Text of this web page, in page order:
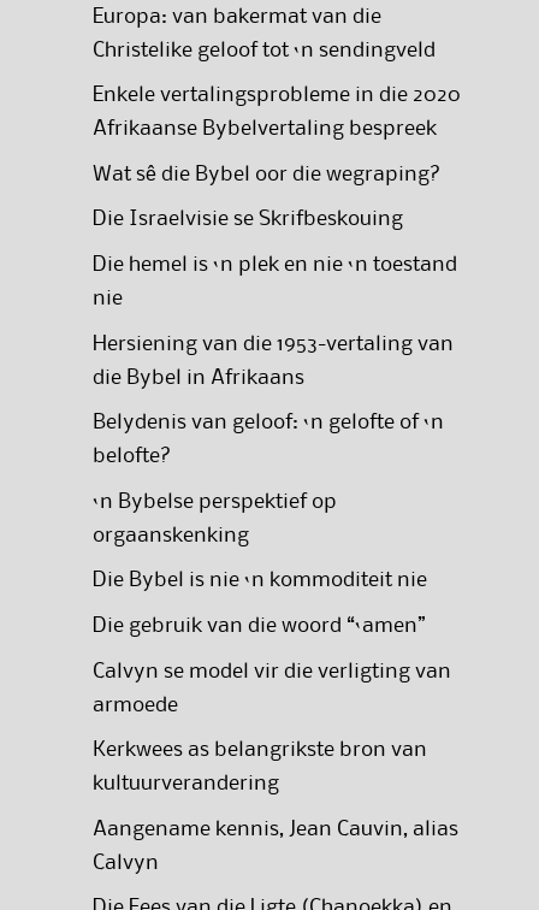
Europa: van bakermat van die
Christelike geloof tot ‘n sendingveld
Enkele vertalingsprobleme in die 2020
Afrikaanse Bybelvertaling bespreek
Wat sê die Bybel oor die wegraping?
Die Israelvisie se Skrifbeskouing
Die hemel is ‘n plek en nie ‘n toestand
nie
Hersiening van die 1953-vertaling van
die Bybel in Afrikaans
Belydenis van geloof: ‘n gelofte of ‘n
belofte?
‘n Bybelse perspektief op
orgaanskenking
Die Bybel is nie ‘n kommoditeit nie
Die gebruik van die woord “‘amen”
Calvyn se model vir die verligting van
armoede
Kerkwees as belangrikste bron van
kultuurverandering
Aangename kennis, Jean Cauvin, alias
Calvyn